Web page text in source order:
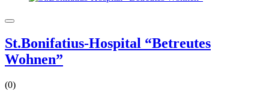
St.Bonifatius-Hospital “Betreutes
Wohnen”
(0)